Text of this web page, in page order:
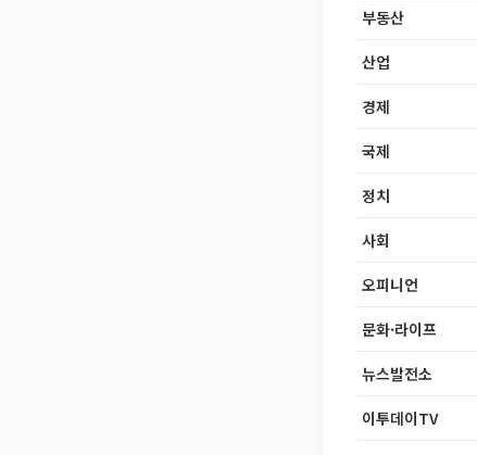
부동산
산업
경제
국제
정치
사회
오피니언
문화·라이프
뉴스발전소
이투데이TV